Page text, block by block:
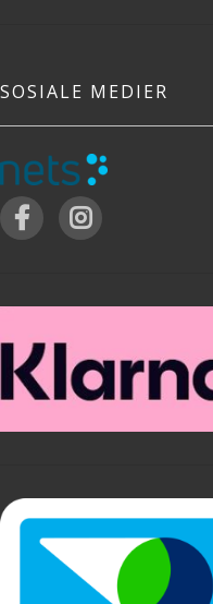
SOSIALE MEDIER